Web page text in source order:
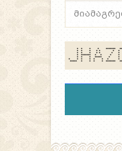
* * * * *******
* * * * * * *
* * * * * * *
* ******* * * *
* * * ***** * * *
* * * * * * * *
***** * * * * *******